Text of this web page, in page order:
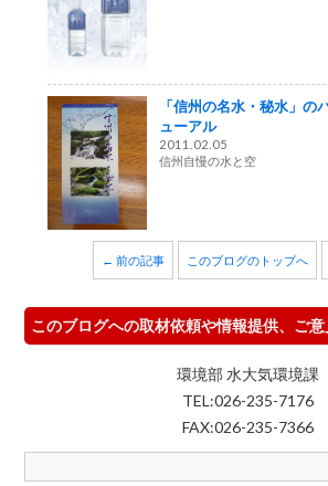
「信州の名水・秘水」の
ューアル
2011.02.05
信州自慢の水と空
← 前の記事 このブログのトップへ
このブログへの取材依頼や情報提供、ご
環境部 水大気環境課
TEL:026-235-7176
FAX:026-235-7366